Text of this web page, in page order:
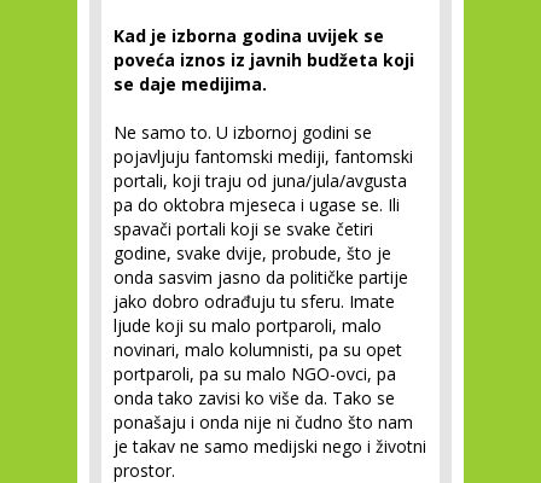
Kad je izborna godina uvijek se
poveća iznos iz javnih budžeta koji
se daje medijima.
Ne samo to. U izbornoj godini se
pojavljuju fantomski mediji, fantomski
portali, koji traju od juna/jula/avgusta
pa do oktobra mjeseca i ugase se. Ili
spavači portali koji se svake četiri
godine, svake dvije, probude, što je
onda sasvim jasno da političke partije
jako dobro odrađuju tu sferu. Imate
ljude koji su malo portparoli, malo
novinari, malo kolumnisti, pa su opet
portparoli, pa su malo NGO-ovci, pa
onda tako zavisi ko više da. Tako se
ponašaju i onda nije ni čudno što nam
je takav ne samo medijski nego i životni
prostor.